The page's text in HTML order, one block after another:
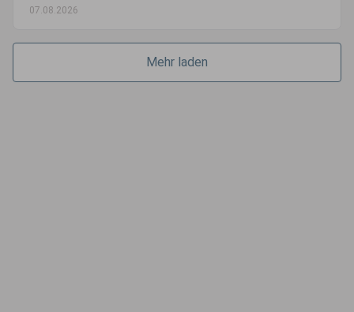
07.08.2026
Mehr laden